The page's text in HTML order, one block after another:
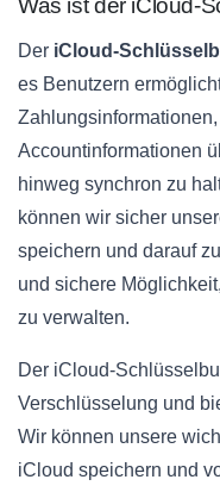
Was ist der iCloud-
Der iCloud-
es Benutzern
Accountinformationen
hinweg synchron zu
können wir sicher
speichern und darauf
und sichere
zu verwalten.
Der iCloud-
Verschlüsselung und
Wir können unsere
iCloud speichern und